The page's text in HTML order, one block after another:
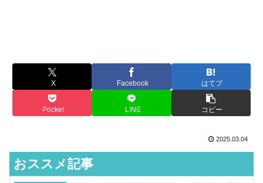
X Facebook はてブ
Pocket LINE コピー
2025.03.04
おススメ記事